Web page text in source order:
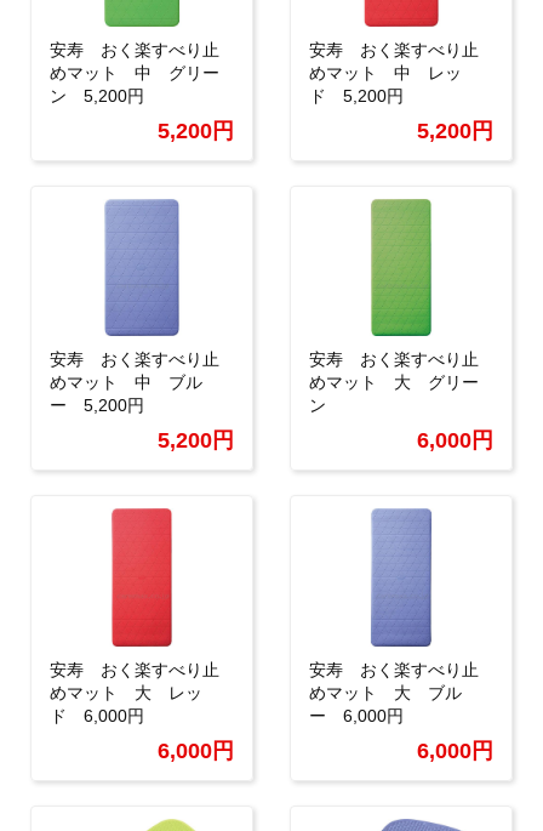
安寿 おく楽すべり止
めマット 中 グリー
ン 5,200円
5,200円
安寿 おく楽すべり止
めマット 中 レッ
ド 5,200円
5,200円
安寿 おく楽すべり止
めマット 中 ブル
ー 5,200円
5,200円
安寿 おく楽すべり止
めマット 大 グリー
ン
6,000円
安寿 おく楽すべり止
めマット 大 レッ
ド 6,000円
6,000円
安寿 おく楽すべり止
めマット 大 ブル
ー 6,000円
6,000円